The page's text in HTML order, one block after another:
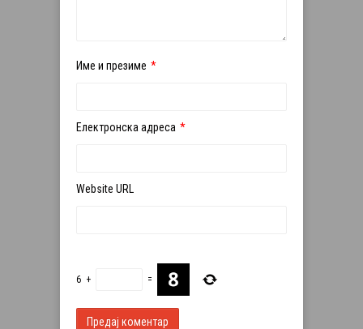
Име и презиме *
Електронска адреса *
Website URL
6 + =